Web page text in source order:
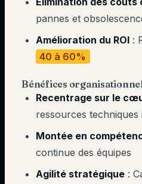
pannes et
Amélioration du ROI :
40 à 60%
Bénéfices
Recentrage sur le
ressources techniques
Montée en
continue des équipes
Agilité stratégique :